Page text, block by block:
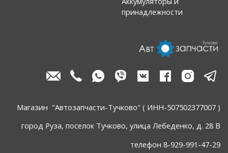
принадлежности
Магазин "Автозапчасти-Тучково" ( ИНН-507502377007 )
город Руза, поселок Тучково, улица Лебеденко, д. 28 В
телефон 8-929-991-47-29